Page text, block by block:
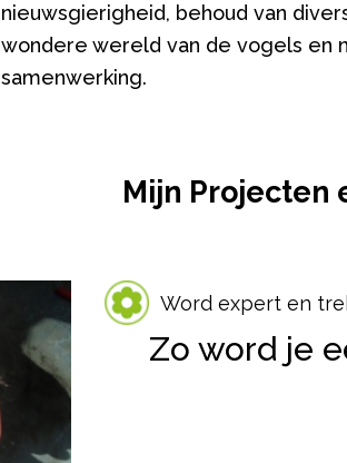
nieuwsgierigheid, behoud van
wondere wereld van de vogels en
samenwerking.
Mijn Projecten
Word expert en
Zo word je